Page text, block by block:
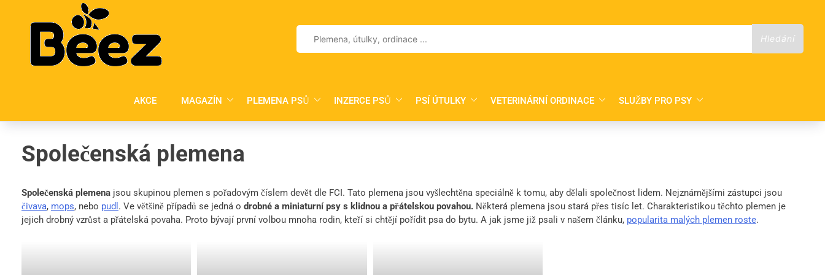
Vyhledávání
AKCE MAGAZÍN PLEMENA PSŮ INZERCE PSŮ PSÍ ÚTULKY VETERINÁRNÍ ORDINACE SLUŽBY PRO PSY
Společenská plemena
Společenská plemena jsou skupinou plemen s pořadovým číslem devět dle FCI. Tato plemena jsou vyšlechtěna speciálně k tomu, aby dělali společnost lidem. Nejznámějšími zástupci jsou
čivava, mops, nebo pudl . Ve většině případů se jedná o drobné a miniaturní psy s klidnou a přátelskou povahou. Některá plemena jsou stará přes tisíc let. Charakteristikou těchto plemen je
jejich drobný vzrůst a přátelská povaha. Proto bývají první volbou mnoha rodin, kteří si chtějí pořídit psa do bytu. A jak jsme již psali v našem článku, popularita malých plemen roste.